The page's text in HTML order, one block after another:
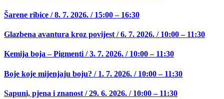
Šarene ribice / 8. 7. 2026. / 15:00 – 16:30
Glazbena avantura kroz povijest / 6. 7. 2026. / 10:00 – 11:30
Kemija boja – Pigmenti / 3. 7. 2026. / 10:00 – 11:30
Boje koje mijenjaju boju? / 1. 7. 2026. / 10:00 – 11:30
Sapuni, pjena i znanost / 29. 6. 2026. / 10:00 – 11:30